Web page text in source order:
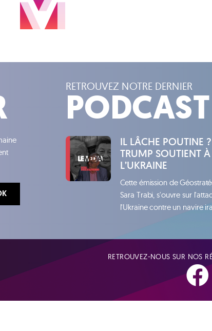
RETROUVEZ NOTRE DERNIER
PODCAST
IL LÂCHE POUTINE
TRUMP SOUTIENT
L’UKRAINE
Cette émission de
Sara Trabi, s'ouvre sur
l'Ukraine contre un navire
RETROUVEZ-NOUS SUR NOS